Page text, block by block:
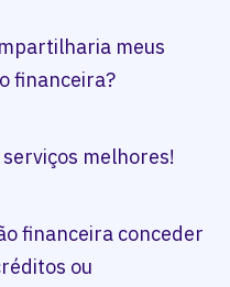
meus
financeira?
melhores!
financeira conceder
ou